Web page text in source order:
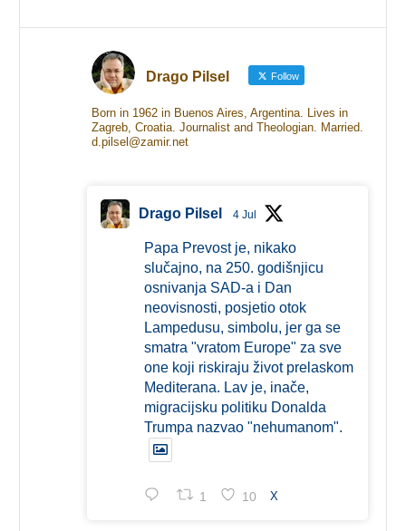
Drago Pilsel Follow
Born in 1962 in Buenos Aires, Argentina. Lives in
Zagreb, Croatia. Journalist and Theologian. Married.
d.pilsel@zamir.net
Drago Pilsel 4 Jul
Papa Prevost je, nikako
slučajno, na 250. godišnjicu
osnivanja SAD-a i Dan
neovisnosti, posjetio otok
Lampedusu, simbolu, jer ga se
smatra "vratom Europe" za sve
one koji riskiraju život prelaskom
Mediterana. Lav je, inače,
migracijsku politiku Donalda
Trumpa nazvao "nehumanom".
1 10 X